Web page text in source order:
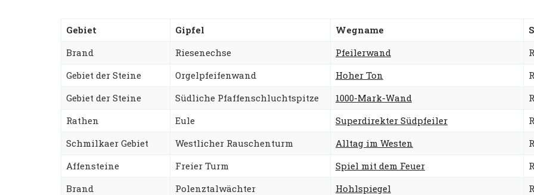
Gebiet Gipfel Wegname
Brand
Riesenechse Pfeilerwand
Gebiet der Steine
Orgelpfeifenwand Hoher Ton
Gebiet der Steine
Südliche Pfaffenschluchtspitze 1000-Mark-Wand
Rathen
Eule Superdirekter Südpfeiler
Schmilkaer Gebiet
Westlicher Rauschenturm Alltag im Westen
Affensteine
Freier Turm Spiel mit dem Feuer
Brand
Polenztalwächter Hohlspiegel